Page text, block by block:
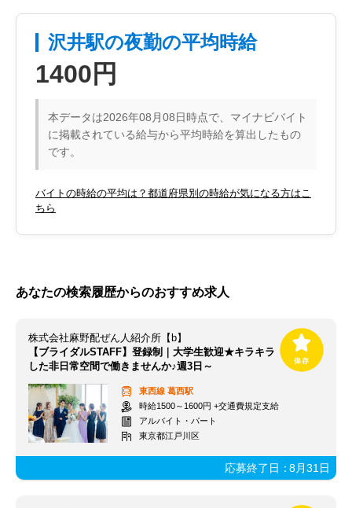
沢井駅の夜勤の平均時給
1400円
本データは2026年08月08日時点で、マイナビバイト
に掲載されている給与から平均時給を算出したもの
です。
バイトの時給の平均は？都道府県別の時給が気になる方はこ
ちら
あなたの検索履歴からのおすすめ求人
株式会社麻野配ぜん人紹介所【b】
【ブライダルSTAFF】登録制｜大学生歓迎★キラキラ
した非日常空間で働きませんか♪週3日～
東西線 葛西駅
時給1500～1600円 +交通費規定支給
アルバイト・パート
東京都江戸川区
応募終了日：8月31日